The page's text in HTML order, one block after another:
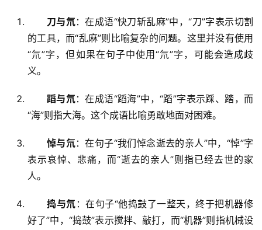
刀与氘：在成语“快刀斩乱麻”中，“刀”字表示切割
的工具，而“乱麻”则比喻复杂的问题。这里并没有使用
“氘”字，但如果在句子中使用“氘”字，可能会造成歧
义。
蹈与氘：在成语“蹈海”中，“蹈”字表示踩、踏，而
“海”则指大海。这个成语比喻勇敢地面对困难。
悼与氘：在句子“我们悼念逝去的亲人”中，“悼”字
表示哀悼、悲痛，而“逝去的亲人”则指已经去世的家
人。
捣与氘 ：在句子“他捣鼓了一整天，终于把机器修
好了”中，“捣鼓”表示搅拌、敲打，而“机器”则指机械设